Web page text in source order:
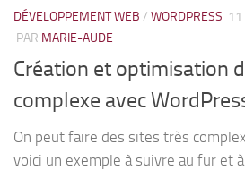
DÉVELOPPEMENT WEB / WORDPRESS
PAR MARIE-AUDE
Création et optimisation
complexe avec
On peut faire des sites très
voici un exemple à suivre au fur et